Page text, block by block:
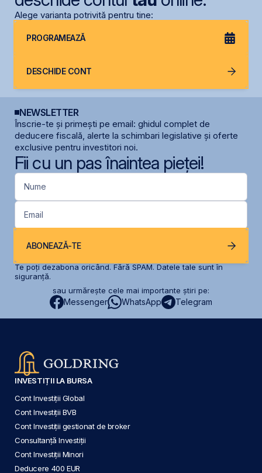
Alege varianta potrivită pentru tine:
PROGRAMEAZĂ
DESCHIDE CONT
NEWSLETTER
Înscrie-te și primești pe email: ghidul complet de
deducere fiscală, alerte la schimbari legislative și oferte
exclusive pentru investitori noi.
Fii cu un pas înaintea pieței!
Nume
Email
ABONEAZĂ-TE
Te poți dezabona oricând. Fără SPAM. Datele tale sunt în
siguranță.
sau urmărește cele mai importante știri pe:
Messenger WhatsApp Telegram
INVESTIȚII LA BURSA
Cont Investiții Global
Cont Investiții BVB
Cont Investiții gestionat de broker
Consultanță Investiții
Cont Investiții Minori
Deducere 400 EUR